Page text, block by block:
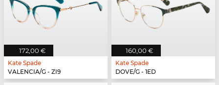
172,00 €
Kate Spade
VALENCIA/G - ZI9
160,00 €
Kate Spade
DOVE/G - 1ED